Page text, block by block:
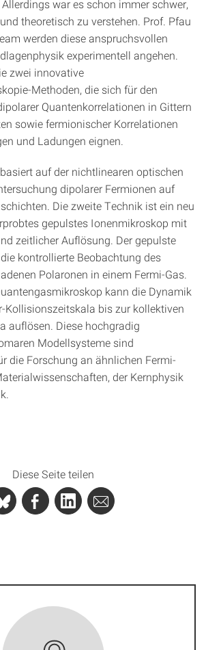
war es schon immer schwer,
theoretisch zu verstehen. Prof. Pfau
werden diese anspruchsvollen
experimentell angehen.
zwei innovative
Methoden, die sich für den
Quantenkorrelationen in Gittern
sowie fermionischer Korrelationen
und Ladungen eignen.
auf der nichtlinearen optischen
dipolarer Fermionen auf
Die zweite Technik ist ein neu
gepulstes Ionenmikroskop mit
zeitlicher Auflösung. Der gepulste
kontrollierte Beobachtung des
Polaronen in einem Fermi-Gas.
kann die Dynamik
Kollisionszeitskala bis zur kollektiven
auflösen. Diese hochgradig
Modellsysteme sind
die Forschung an ähnlichen Fermi-
der Kernphysik
Diese Seite teilen